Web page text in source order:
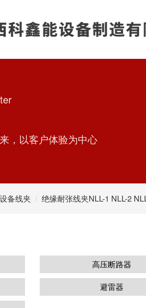
，以客户体验为中心
设备线夹 绝缘耐张线夹NLL-1 NLL-2
高压断路器
避雷器